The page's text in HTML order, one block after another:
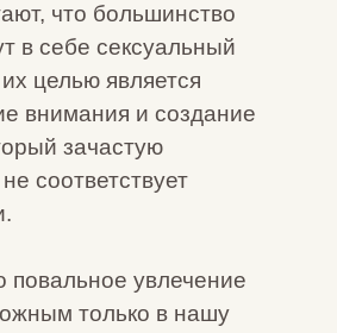
что большинство
в себе сексуальный
их целью является
внимания и создание
зачастую
соответствует
повальное увлечение
только в нашу